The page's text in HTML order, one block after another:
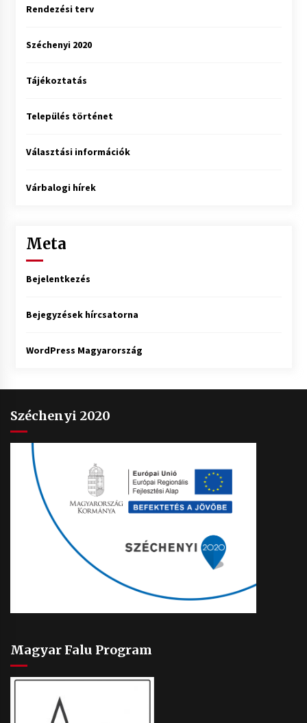
Rendezési terv
Széchenyi 2020
Tájékoztatás
Település történet
Választási információk
Várbalogi hírek
Meta
Bejelentkezés
Bejegyzések hírcsatorna
WordPress Magyarország
Széchenyi 2020
Magyar Falu Program